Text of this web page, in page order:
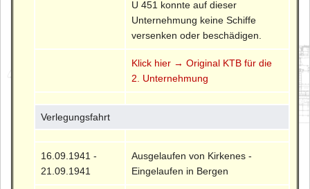
U 451 konnte auf dieser
Unternehmung keine Schiffe
versenken oder beschädigen.
Klick hier → Original KTB für die
2. Unternehmung
Verlegungsfahrt
16.09.1941 -
21.09.1941
Ausgelaufen von Kirkenes -
Eingelaufen in Bergen